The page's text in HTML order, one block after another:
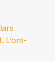
L’ont-